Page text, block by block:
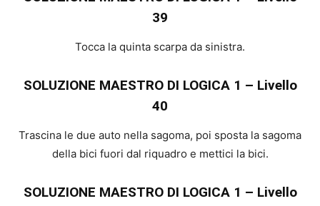
39
Tocca la quinta scarpa da sinistra.
SOLUZIONE MAESTRO DI LOGICA 1 – Livello
40
Trascina le due auto nella sagoma, poi sposta la sagoma
della bici fuori dal riquadro e mettici la bici.
SOLUZIONE MAESTRO DI LOGICA 1 – Livello